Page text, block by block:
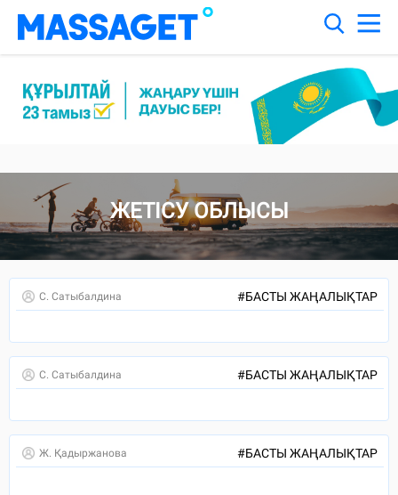
ЖЕТІСУ ОБЛЫСЫ"8-ШІ БЕТ"
С. Сатыбалдина #БАСТЫ ЖАҢАЛЫҚТАР
С. Сатыбалдина #БАСТЫ ЖАҢАЛЫҚТАР
Ж. Қадыржанова #БАСТЫ ЖАҢАЛЫҚТАР